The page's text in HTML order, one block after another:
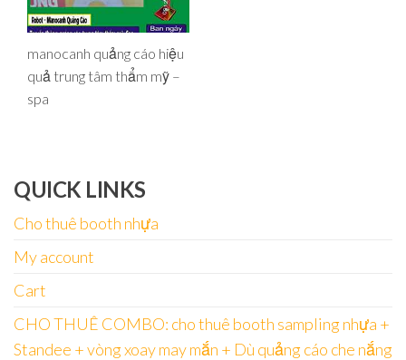
manocanh quảng cáo hiệu
quả trung tâm thẩm mỹ –
spa
QUICK LINKS
Cho thuê booth nhựa
My account
Cart
CHO THUÊ COMBO: cho thuê booth sampling nhựa +
Standee + vòng xoay may mắn + Dù quảng cáo che nắng